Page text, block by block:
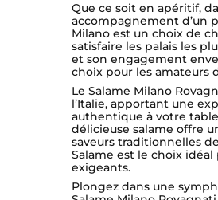
Que ce soit en apéritif,
accompagnement d’un
Milano est un choix de
satisfaire les palais les
et son engagement
choix pour les amateurs
Le Salame Milano
l’Italie, apportant une
authentique à votre
délicieuse salame offre
saveurs traditionnelles
Salame est le choix
exigeants.
Plongez dans une